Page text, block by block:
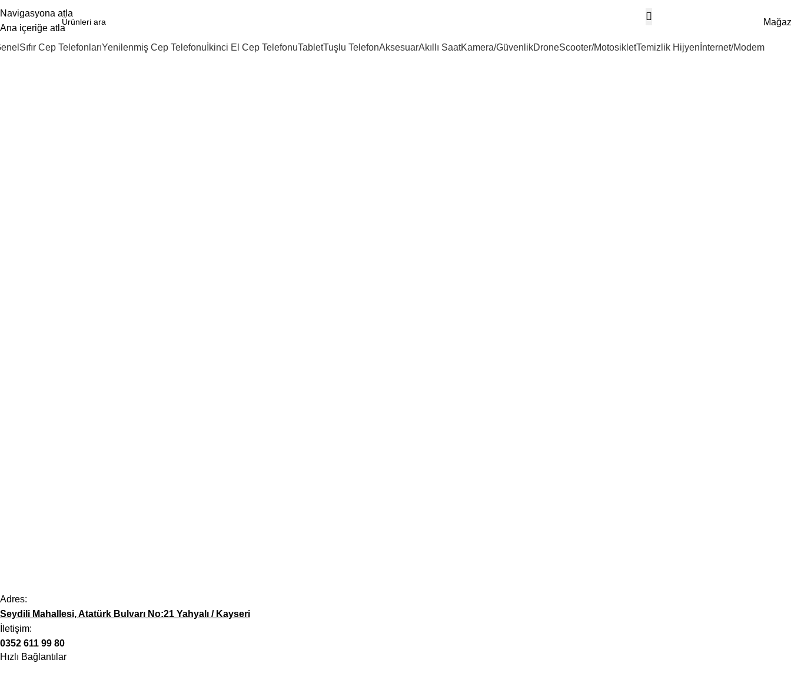
Navigasyona atla
Ana içeriğe atla
Sıfır Cep TelefonlarıYenilenmiş Cep Telefonu İkinci El Cep TelefonuTabletTuşlu TelefonAksesuarAkıllı SaatKamera/GüvenlikDroneScooter/MotosikletTemizlik Hijyen İnternet/Modem
Adres:
Seydili Mahallesi, Atatürk Bulvarı No:21 Yahyalı / Kayseri
İletişim:
0352 611 99 80
Hızlı Bağlantılar